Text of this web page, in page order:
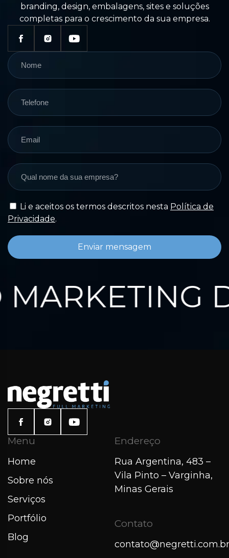
branding, design, embalagens, sites e soluções
completas para o crescimento da sua empresa.
Li e aceitos os termos descritos nesta Política de
Privacidade.
Enviar mensagem
Menu
Home
Sobre nós
Serviços
Portfólio
Blog
Endereço
Rua Argentina, 483 –
Vila Pinto – Varginha,
Minas Gerais
Contato
contato@negretti.com.br